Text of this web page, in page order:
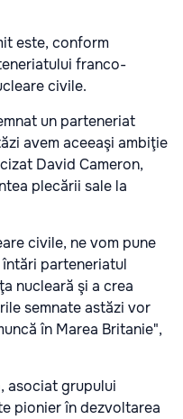
este, conform
franco-
civile.
un parteneriat
avem aceeaşi ambiţie
David Cameron,
plecării sale la
civile, ne vom pune
parteneriatul
nucleară şi a crea
semnate astăzi vor
în Marea Britanie",
asociat grupului
pionier în dezvoltarea